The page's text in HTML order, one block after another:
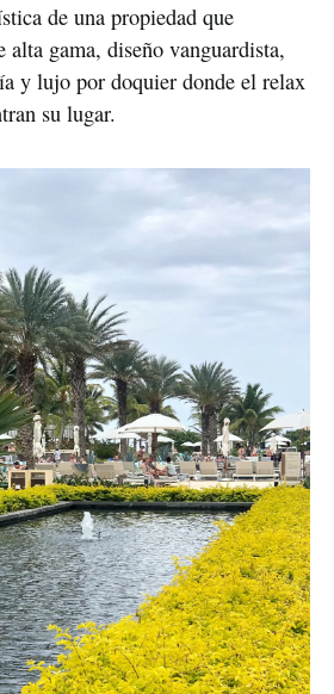
de una propiedad que
alta gama, diseño vanguardista,
y lujo por doquier donde el relax
su lugar.